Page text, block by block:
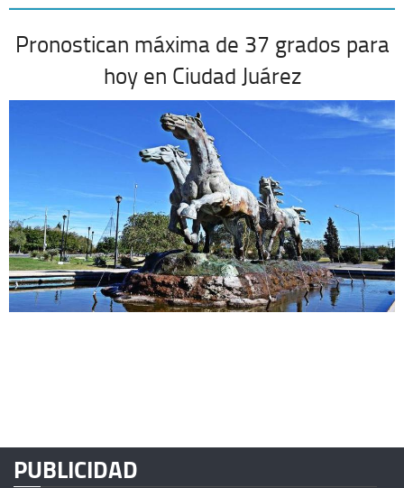
Pronostican máxima de 37 grados para
hoy en Ciudad Juárez
PUBLICIDAD